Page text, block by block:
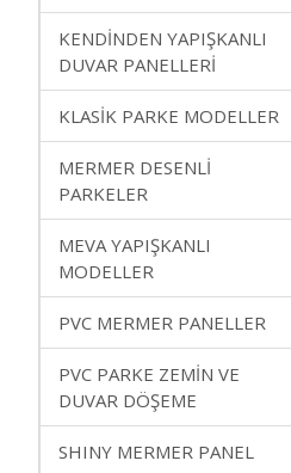
KENDİNDEN YAPIŞKANLI
DUVAR PANELLERİ
KLASİK PARKE MODELLER
MERMER DESENLİ
PARKELER
MEVA YAPIŞKANLI
MODELLER
PVC MERMER PANELLER
PVC PARKE ZEMİN VE
DUVAR DÖŞEME
SHINY MERMER PANEL